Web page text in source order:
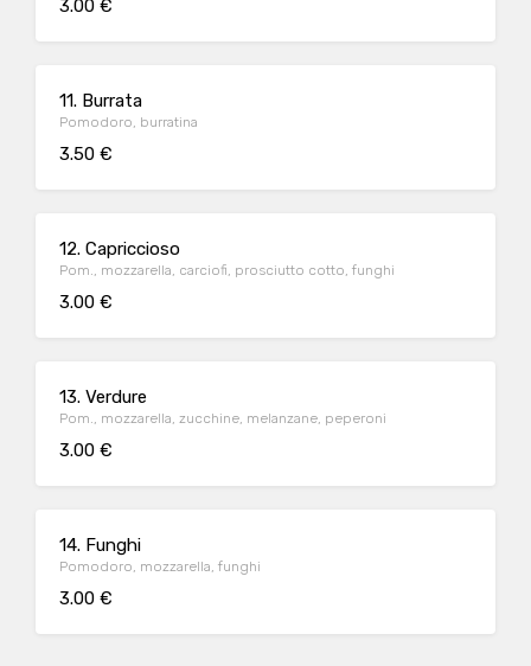
3.00 €
11. Burrata
Pomodoro, burratina
3.50 €
12. Capriccioso
Pom., mozzarella, carciofi, prosciutto cotto, funghi
3.00 €
13. Verdure
Pom., mozzarella, zucchine, melanzane, peperoni
3.00 €
14. Funghi
Pomodoro, mozzarella, funghi
3.00 €